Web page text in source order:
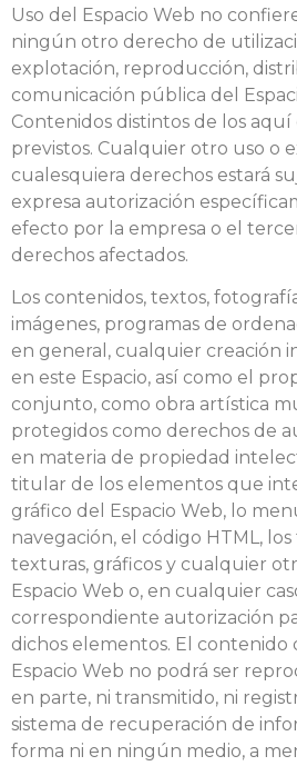
Uso del Espacio Web no
ningún otro derecho de
explotación, reproducción,
comunicación pública del
Contenidos distintos de los
previstos. Cualquier otro uso o
cualesquiera derechos estará
expresa autorización
efecto por la empresa o el
derechos afectados.
Los contenidos, textos,
imágenes, programas de
en general, cualquier creación
en este Espacio, así como el
conjunto, como obra artística
protegidos como derechos de
en materia de propiedad
titular de los elementos que
gráfico del Espacio Web, lo
navegación, el código HTML,
texturas, gráficos y cualquier
Espacio Web o, en cualquier
correspondiente autorización
dichos elementos. El contenido
Espacio Web no podrá ser
en parte, ni transmitido, ni
sistema de recuperación de
forma ni en ningún medio, a